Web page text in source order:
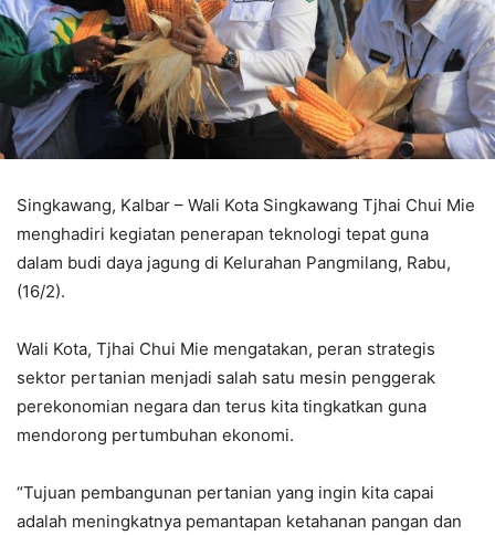
Singkawang, Kalbar – Wali Kota Singkawang Tjhai Chui Mie
menghadiri kegiatan penerapan teknologi tepat guna
dalam budi daya jagung di Kelurahan Pangmilang, Rabu,
(16/2).
Wali Kota, Tjhai Chui Mie mengatakan, peran strategis
sektor pertanian menjadi salah satu mesin penggerak
perekonomian negara dan terus kita tingkatkan guna
mendorong pertumbuhan ekonomi.
“Tujuan pembangunan pertanian yang ingin kita capai
adalah meningkatnya pemantapan ketahanan pangan dan